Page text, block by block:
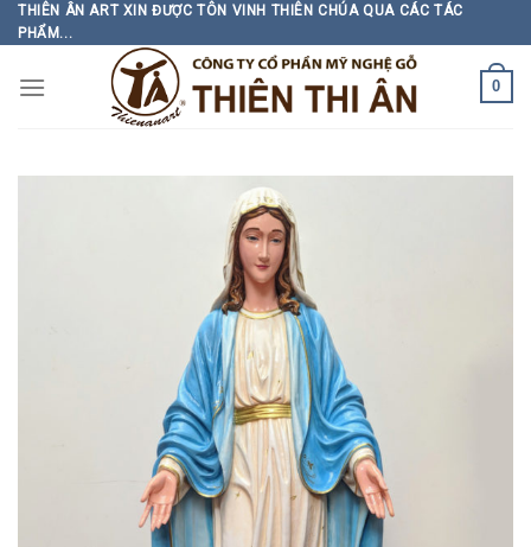
Skip
to
THIÊN ÂN ART XIN ĐƯỢC TÔN VINH THIÊN CHÚA QUA CÁC TÁC
PHẨM...
0